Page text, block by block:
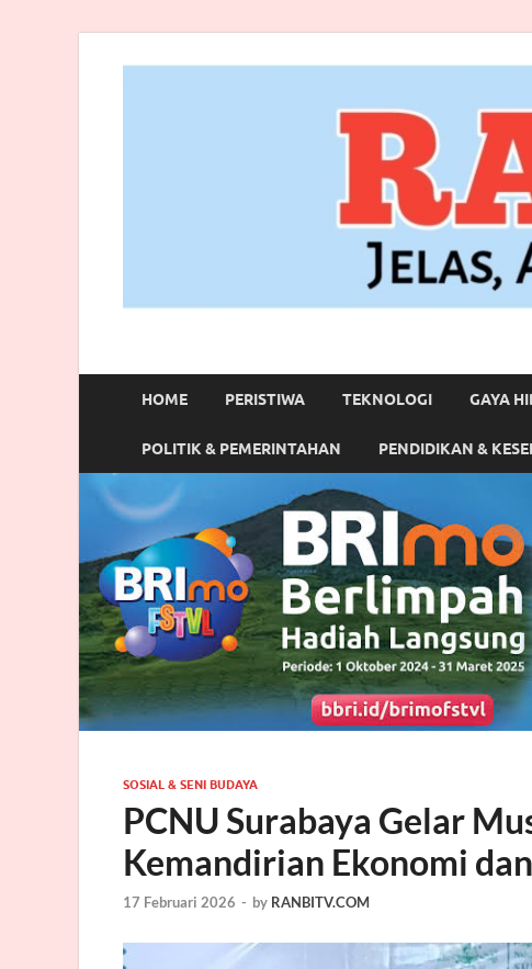
RANBITV.COM
HOME PERISTIWA TEKNOLOGI GAYA
POLITIK & PEMERINTAHAN PENDIDIKAN &
SOSIAL & SENI BUDAYA
PCNU Surabaya Gelar
Kemandirian Ekonomi
17 Februari 2026 - by RANBITV.COM